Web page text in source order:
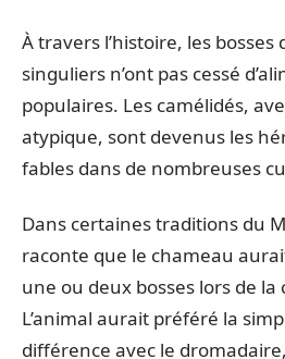
À travers l’histoire, les bosses
singuliers n’ont pas cessé
populaires. Les camélidés,
atypique, sont devenus les
fables dans de nombreuses
Dans certaines traditions du
raconte que le chameau
une ou deux bosses lors de
L’animal aurait préféré la
différence avec le